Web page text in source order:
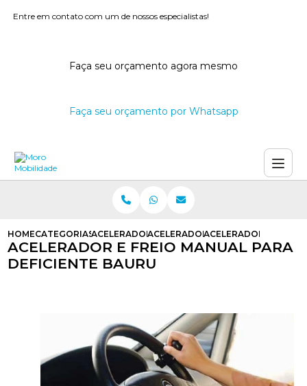
Entre em contato com um de nossos especialistas!
Faça seu orçamento agora mesmo
Faça seu orçamento por Whatsapp
HOMECATEGORIASACELERADORES E FREIOS MANUAIS
ACELERADOR E FREIO MANUAL
ACELERADOR E FREIO
ACELERADOR E FREIO MANUAL PARA
DEFICIENTE BAURU